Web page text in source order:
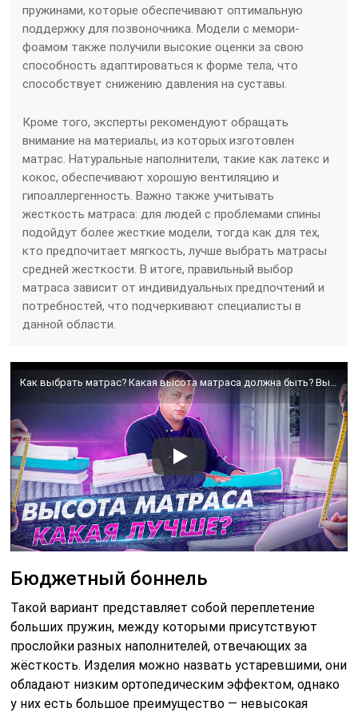
пружинами, которые обеспечивают оптимальную
поддержку для позвоночника. Модели с мемори-
фоамом также получили высокие оценки за свою
способность адаптироваться к форме тела, что
способствует снижению давления на суставы.
Кроме того, эксперты рекомендуют обращать
внимание на материалы, из которых изготовлен
матрас. Натуральные наполнители, такие как латекс и
кокос, обеспечивают хорошую вентиляцию и
гипоаллергенность. Важно также учитывать
жесткость матраса: для людей с проблемами спины
подойдут более жесткие модели, тогда как для тех,
кто предпочитает мягкость, лучше выбрать матрасы
средней жесткости. В итоге, правильный выбор
матраса зависит от индивидуальных предпочтений и
потребностей, что подчеркивают специалисты в
данной области.
Бюджетный боннель
Такой вариант представляет собой переплетение
больших пружин, между которыми присутствуют
прослойки разных наполнителей, отвечающих за
жёсткость. Изделия можно назвать устаревшими, они
обладают низким ортопедическим эффектом, однако
у них есть большое преимущество — невысокая